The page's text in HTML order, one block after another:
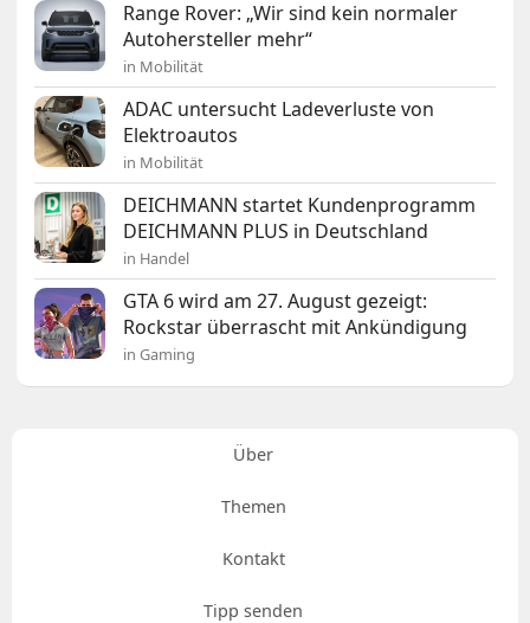
Range Rover: „Wir sind kein normaler
Autohersteller mehr“
in Mobilität
ADAC untersucht Ladeverluste von
Elektroautos
in Mobilität
DEICHMANN startet Kundenprogramm
DEICHMANN PLUS in Deutschland
in Handel
GTA 6 wird am 27. August gezeigt:
Rockstar überrascht mit Ankündigung
in Gaming
Über
Themen
Kontakt
Tipp senden